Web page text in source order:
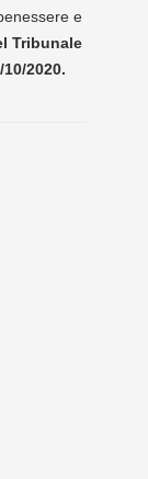
e
Tribunale
2020.